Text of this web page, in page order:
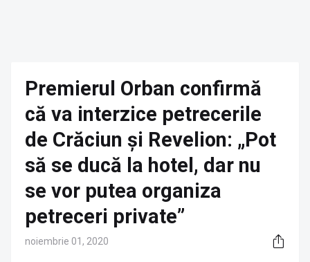
Premierul Orban confirmă
că va interzice petrecerile
de Crăciun și Revelion: „Pot
să se ducă la hotel, dar nu
se vor putea organiza
petreceri private”
noiembrie 01, 2020